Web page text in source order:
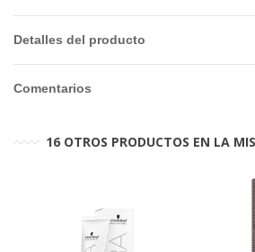
Detalles del producto
Comentarios
16 OTROS PRODUCTOS EN LA